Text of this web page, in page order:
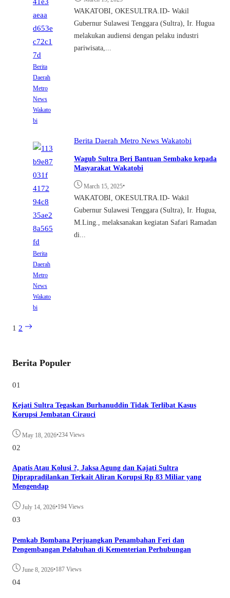
Berita
Daerah
Metro
News
Wakato
bi
WAKATOBI, OKESULTRA.ID- Wakil
Gubernur Sulawesi Tenggara (Sultra), Ir. Hugua
melakukan audiensi dengan pelaku industri
pariwisata,...
Berita
Daerah
Metro
News
Wakato
bi
Berita Daerah Metro News Wakatobi
Wagub Sultra Beri Bantuan Sembako kepada
Masyarakat Wakatobi
March 15, 2025•
WAKATOBI, OKESULTRA.ID- Wakil
Gubernur Sulawesi Tenggara (Sultra), Ir. Hugua,
M.Ling., melaksanakan kegiatan Safari Ramadan
di...
1 2
Berita Populer
01
Kejati Sultra Tegaskan Burhanuddin Tidak Terlibat Kasus
Korupsi Jembatan Cirauci
May 18, 2026•234 Views
02
Apatis Atau Kolusi ?, Jaksa Agung dan Kajati Sultra
Diprapradilankan Terkait Aliran Korupsi Rp 83 Miliar yang
Mengendap
July 14, 2026•194 Views
03
Pemkab Bombana Perjuangkan Penambahan Feri dan
Pengembangan Pelabuhan di Kementerian Perhubungan
June 8, 2026•187 Views
04